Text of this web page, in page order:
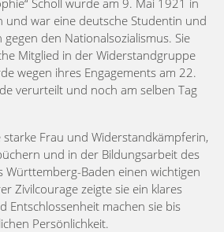
und war eine deutsche Studentin und
den Nationalsozialismus. Sie
Mitglied in der Widerstandgruppe
wegen ihres Engagements am 22.
verurteilt und noch am selben Tag
starke Frau und Widerstandkämpferin,
und in der Bildungsarbeit des
Württemberg-Baden einen wichtigen
Zivilcourage zeigte sie ein klares
Entschlossenheit machen sie bis
Persönlichkeit.